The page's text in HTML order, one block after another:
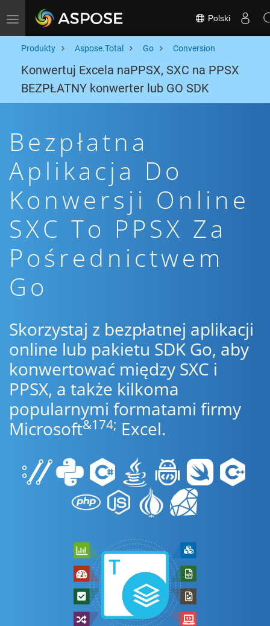
Toggle navigation Polski
Produkty Aspose.Total Go Conversion
Konwertuj Excela naPPSX, SXC na PPSX
BEZPŁATNY konwerter lub GO SDK
Bezpłatna
Aplikacja Do
Konwersji Online
SXC To PPSX Za
Pośrednictwem
Go
Skorzystaj z bezpłatnej aplikacji
online lub pakietu SDK Go, aby
konwertować między SXC i
PPSX, a także kilkoma
popularnymi formatami firmy
Microsoft&174; Excel.